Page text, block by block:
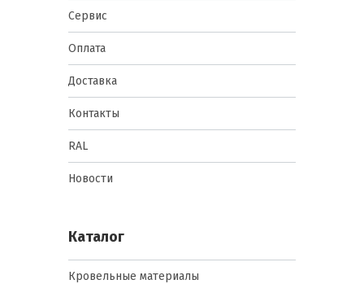
Сервис
Оплата
Доставка
Контакты
RAL
Новости
Каталог
Кровельные материалы